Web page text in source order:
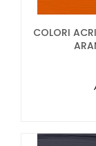
COLORI